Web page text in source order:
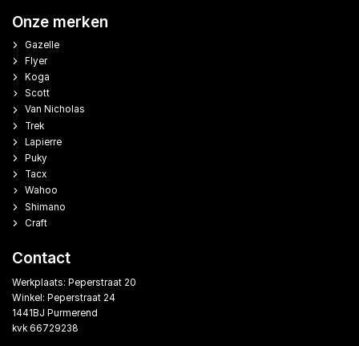
Onze merken
Gazelle
Flyer
Koga
Scott
Van Nicholas
Trek
Lapierre
Puky
Tacx
Wahoo
Shimano
Craft
Contact
Werkplaats: Peperstraat 20
Winkel: Peperstraat 24
1441BJ Purmerend
kvk 66729238